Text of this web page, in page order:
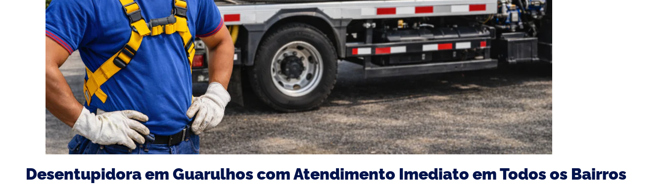
Desentupidora em Guarulhos com Atendimento Imediato em Todos os Bairros